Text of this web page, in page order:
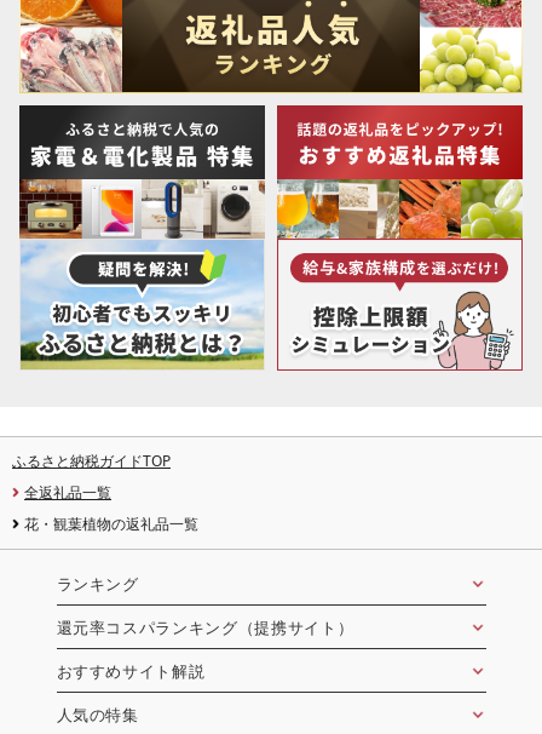
ふるさと納税ガイドTOP
全返礼品一覧
花・観葉植物の返礼品一覧
ランキング
還元率コスパランキング（提携サイト）
おすすめサイト解説
人気の特集